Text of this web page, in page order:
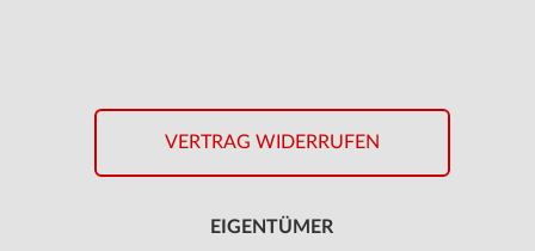
VERTRAG WIDERRUFEN
EIGENTÜMER